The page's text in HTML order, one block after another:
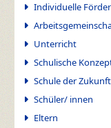
Individuelle
Unterricht
Schulische
Schule der Zukunft
Schüler/ innen
Eltern